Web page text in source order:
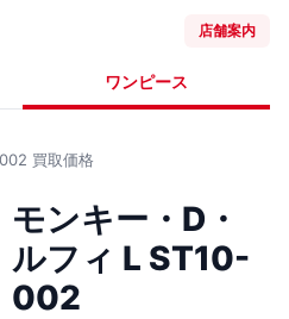
店舗案内
ワンピース
買取価格
モンキー・D・
ルフィ L ST10-
002